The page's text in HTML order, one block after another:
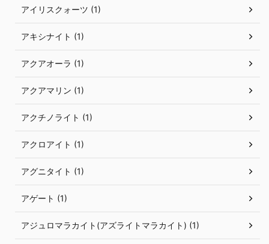
アイリスクォーツ (1)
アキシナイト (1)
アクアオーラ (1)
アクアマリン (1)
アクチノライト (1)
アクロアイト (1)
アグニタイト (1)
アゲート (1)
アジュロマラカイト(アズライトマラカイト) (1)